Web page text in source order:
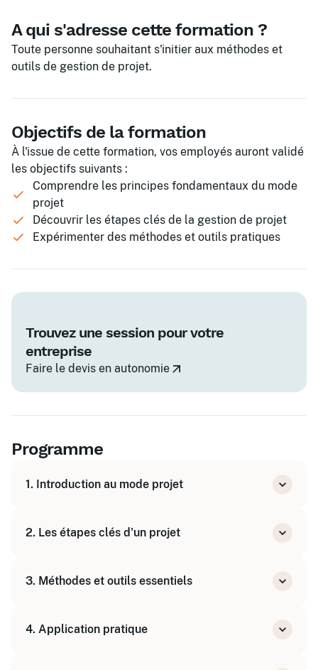
A qui s'adresse cette formation ?
Toute personne souhaitant s'initier aux méthodes et
outils de gestion de projet.
Objectifs de la formation
À l'issue de cette formation, vos employés auront validé
les objectifs suivants :
Comprendre les principes fondamentaux du mode
projet
Découvrir les étapes clés de la gestion de projet
Expérimenter des méthodes et outils pratiques
Trouvez une session pour votre
entreprise
Faire le devis en autonomie
Programme
1. Introduction au mode projet
Les rôles et responsabilités dans un projet
2. Les étapes clés d'un projet
Planification : organisation et ressources
3. Méthodes et outils essentiels
Expérimentation en classe virtuelle
4. Application pratique